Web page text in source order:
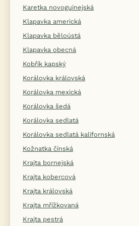
Karetka novoguinejská
Klapavka americká
Klapavka běloústá
Klapavka obecná
Kobřík kapský
Korálovka královská
Korálovka mexická
Korálovka šedá
Korálovka sedlatá
Korálovka sedlatá kalifornská
Kožnatka čínská
Krajta bornejská
Krajta kobercová
Krajta královská
Krajta mřížkovaná
Krajta pestrá